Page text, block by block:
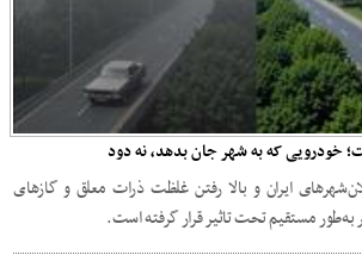
خودرویی که به شهر جان بدهد، نه دود
ایران و بالا رفتن غلظت ذرات معلق و گازهای
به‌طور مستقیم تحت تاثیر قرار گرفته است.